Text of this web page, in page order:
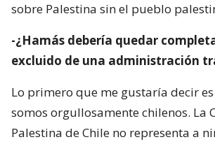
sobre Palestina sin el pueblo
-¿Hamás debería quedar
excluido de una administración
Lo primero que me gustaría decir
somos orgullosamente chilenos. La
Palestina de Chile no representa a